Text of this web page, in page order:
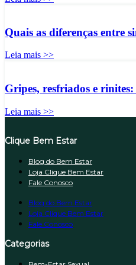
Quais as diferenças entre
Leia mais >>
Gripes, resfriados e
Leia mais >>
Clique Bem Estar
Blog do Bem Estar
Loja Clique Bem Estar
Fale Conosco
Blog do Bem Estar
Loja Clique Bem Estar
Fale Conosco
Categorias